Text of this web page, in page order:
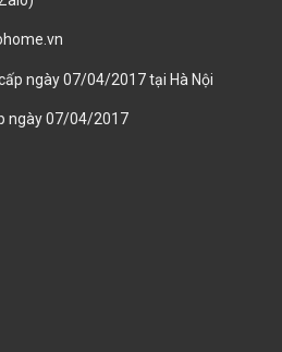
ngày 07/04/2017 tại Hà Nội
ngày 07/04/2017